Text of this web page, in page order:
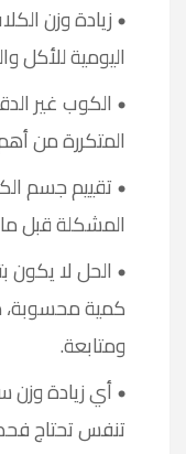
زيادة وزن
اليومية للأكل
الكوب غير
المتكررة من
تقييم جسم
المشكلة قبل
الحل لا يكون
كمية محسوبة،
ومتابعة.
أي زيادة
تنفس تحتاج